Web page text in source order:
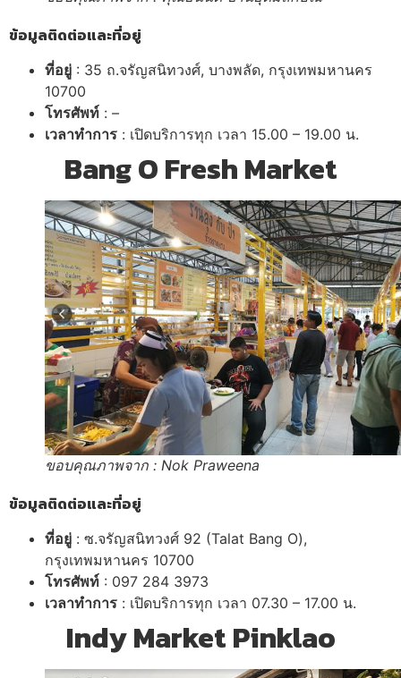
ข้อมูลติดต่อและที่อยู่
ที่อยู่ : 35 ถ.จรัญสนิทวงศ์, บางพลัด, กรุงเทพมหานคร
10700
โทรศัพท์ : –
เวลาทำการ : เปิดบริการทุก เวลา 15.00 – 19.00 น.
Bang O Fresh Market
ขอบคุณภาพจาก : Nok Praweena
ข้อมูลติดต่อและที่อยู่
ที่อยู่ : ซ.จรัญสนิทวงศ์ 92 (Talat Bang O),
กรุงเทพมหานคร 10700
โทรศัพท์ : 097 284 3973
เวลาทำการ : เปิดบริการทุก เวลา 07.30 – 17.00 น.
Indy Market Pinklao